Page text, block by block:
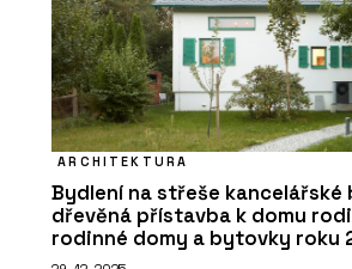
ARCHITEKTURA
Bydlení na střeše kancelářské
dřevěná přístavba k domu
rodinné domy a bytovky roku